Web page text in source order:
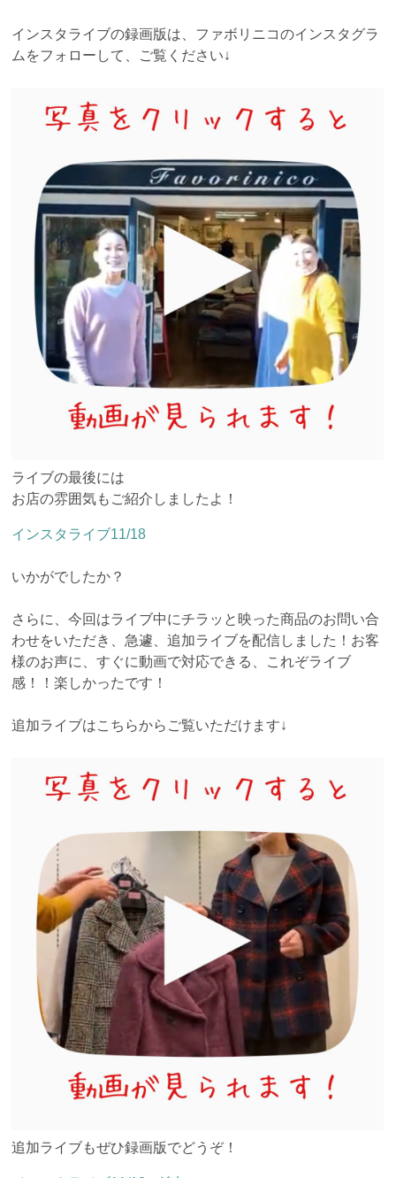
インスタライブの録画版は、ファボリニコのインスタグラ
ムをフォローして、ご覧ください↓
ライブの最後には
お店の雰囲気もご紹介しましたよ！
インスタライブ11/18
いかがでしたか？
さらに、今回はライブ中にチラッと映った商品のお問い合
わせをいただき、急遽、追加ライブを配信しました！お客
様のお声に、すぐに動画で対応できる、これぞライブ
感！！楽しかったです！
追加ライブはこちらからご覧いただけます↓
追加ライブもぜひ録画版でどうぞ！